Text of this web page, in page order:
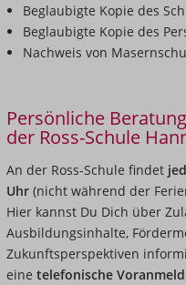
Beglaubigte Kopie des
Beglaubigte Kopie des
Nachweis von
Persönliche
der Ross-Schule
An der Ross-Schule findet
Uhr (nicht während der
Hier kannst Du Dich über
Ausbildungsinhalte,
Zukunftsperspektiven
eine telefonische